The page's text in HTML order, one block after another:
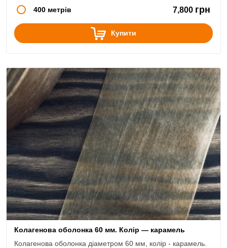
400 метрів 7,800 грн
Купити
Колагенова оболонка 60 мм. Колір — карамель
Колагенова оболонка діаметром 60 мм, колір - карамель.